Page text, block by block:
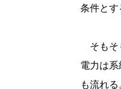
条件とす
そもそ
電力は
も流れ